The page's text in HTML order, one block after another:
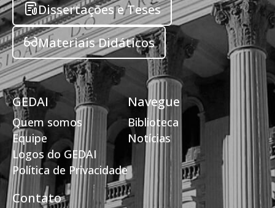
Dissertações e Teses
Materiais Didáticos
GEDAI
Quem somos
Equipe
Logos do GEDAI
Política de Privacidade
Navegue
Biblioteca
Notícias
Contato